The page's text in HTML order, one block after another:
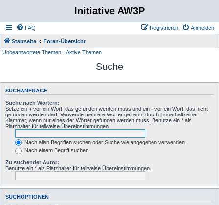
Initiative AW3P
FAQ Anmelden
Registrieren
Startseite
Foren-Übersicht
Unbeantwortete Themen
Aktive Themen
Suche
SUCHANFRAGE
Suche nach Wörtern:
Setze ein + vor ein Wort, das gefunden werden muss und ein - vor ein Wort, das nicht
gefunden werden darf. Verwende mehrere Wörter getrennt durch | innerhalb einer
Klammer, wenn nur eines der Wörter gefunden werden muss. Benutze ein * als
Platzhalter für teilweise Übereinstimmungen.
Nach allen Begriffen suchen oder Suche wie angegeben verwenden
Nach einem Begriff suchen
Zu suchender Autor:
Benutze ein * als Platzhalter für teilweise Übereinstimmungen.
SUCHOPTIONEN